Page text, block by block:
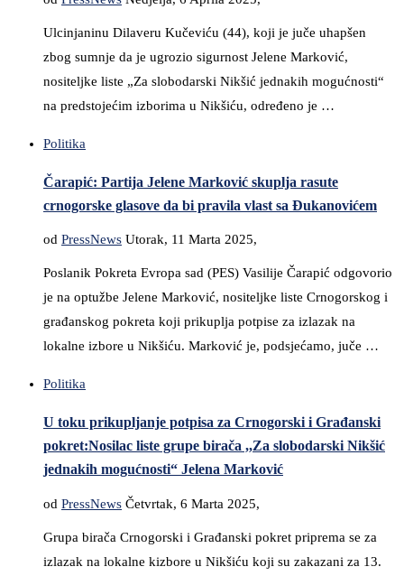
Ulcinjaninu Dilaveru Kučeviću (44), koji je juče uhapšen
zbog sumnje da je ugrozio sigurnost Jelene Marković,
nositeljke liste „Za slobodarski Nikšić jednakih mogućnosti“
na predstojećim izborima u Nikšiću, određeno je …
Politika
Čarapić: Partija Jelene Marković skuplja rasute
crnogorske glasove da bi pravila vlast sa Đukanovićem
od PressNews Utorak, 11 Marta 2025,
Poslanik Pokreta Evropa sad (PES) Vasilije Čarapić odgovorio
je na optužbe Jelene Marković, nositeljke liste Crnogorskog i
građanskog pokreta koji prikuplja potpise za izlazak na
lokalne izbore u Nikšiću. Marković je, podsjećamo, juče …
Politika
U toku prikupljanje potpisa za Crnogorski i Građanski
pokret:Nosilac liste grupe birača ,,Za slobodarski Nikšić
jednakih mogućnosti“ Jelena Marković
od PressNews Četvrtak, 6 Marta 2025,
Grupa birača Crnogorski i Građanski pokret priprema se za
izlazak na lokalne kizbore u Nikšiću koji su zakazani za 13.